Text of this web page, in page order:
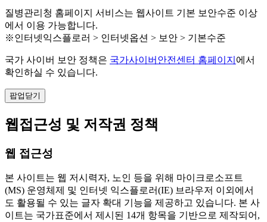
질병관리청 홈페이지 서비스는 웹사이트 기본 보안수준 이상
에서 이용 가능합니다.
※인터넷익스플로러 > 인터넷옵션 > 보안 > 기본수준
국가 사이버 보안 정책은 국가사이버안전센터 홈페이지 에서
확인하실 수 있습니다.
팝업닫기
웹접근성 및 저작권 정책
웹 접근성
본 사이트는 웹 저시력자, 노인 등을 위해 마이크로소프트
(MS) 운영체제 및 인터넷 익스플로러(IE) 브라우저 이외에서
도 활용될 수 있는 글자 확대 기능을 제공하고 있습니다. 본 사
이트는 국가표준에서 제시된 14개 항목을 기반으로 제작되어,